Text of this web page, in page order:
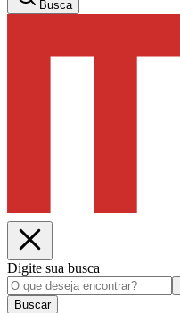
Busca
Digite sua busca
Buscar